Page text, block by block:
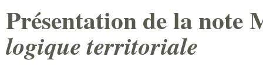
Présentation de la
logique territoriale